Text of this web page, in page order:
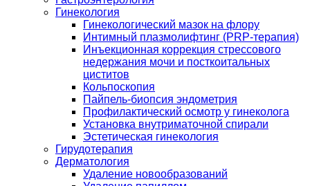
Гинекология
Гинекологический мазок на флору
Интимный плазмолифтинг (PRP-терапия)
Инъекционная коррекция стрессового
недержания мочи и посткоитальных
циститов
Кольпоскопия
Пайпель-биопсия эндометрия
Профилактический осмотр у гинеколога
Установка внутриматочной спирали
Эстетическая гинекология
Гирудотерапия
Дерматология
Удаление новообразований